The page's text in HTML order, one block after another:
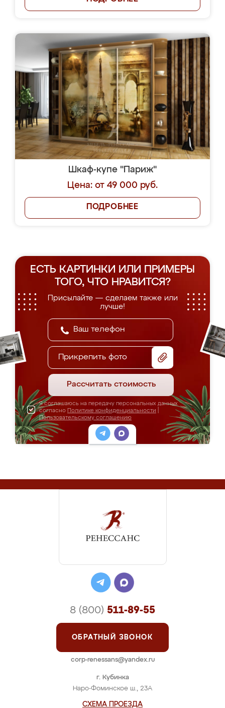
Шкаф-купе "Париж"
Цена: от 49 000 руб.
ПОДРОБНЕЕ
ЕСТЬ КАРТИНКИ ИЛИ ПРИМЕРЫ
ТОГО, ЧТО НРАВИТСЯ?
Присылайте — сделаем также или
лучше!
Прикрепить фото
Рассчитать стоимость
Я соглашаюсь на передачу персональных данных
согласно Политике конфиденциальности
Пользовательскому соглашению
г. Кубинка
Наро-Фоминское ш., 23А
СХЕМА ПРОЕЗДА
8 (800) 511-89-55
ОБРАТНЫЙ ЗВОНОК
corp-renessans@yandex.ru